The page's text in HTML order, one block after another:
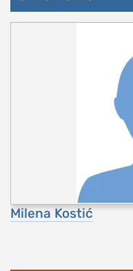
Milena Kostić